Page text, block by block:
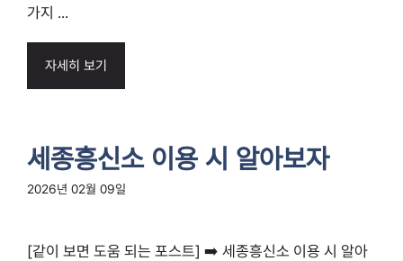
가지 ...
자세히 보기
세종흥신소 이용 시 알아보자
2026년 02월 09일
[같이 보면 도움 되는 포스트] ➡️ 세종흥신소 이용 시 알아